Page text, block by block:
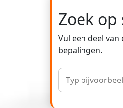
Zoek
Vul een deel
bepalingen.